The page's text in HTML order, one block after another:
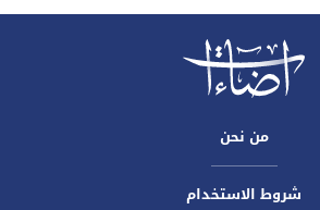
من نحن
شروط الاستخدام